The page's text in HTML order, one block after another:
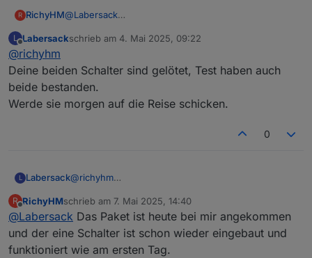
R RichyHM@Labersack
einen blinkt die LED wenn der Schalter mit Strom
gemacht wird). Beim zweiten Schalter blinkt die LED
ständig.
L
Offline
Labersackschrieb am 4. Mai 2025, 09:22
zuletzt editiert von
@richyhm
Deine beiden Schalter sind gelötet, Test haben auch
beide bestanden.
Werde sie morgen auf die Reise schicken.
0
L Labersack@richyhm
beide bestanden.
Werde sie morgen auf die Reise schicken.
R
Offline
RichyHMschrieb am 7. Mai 2025, 14:40
zuletzt editiert von
@Labersack Das Paket ist heute bei mir angekommen
und der eine Schalter ist schon wieder eingebaut und
funktioniert wie am ersten Tag.